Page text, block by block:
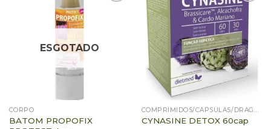
ESGOTADO
CORPO
BATOM PROPOFIX
Adicionar
Favoritos
COMPRIMIDOS/CÁPSULAS/DRAGEIAS/PASTILHAS/GOMAS
CYNASINE DETOX 60cap